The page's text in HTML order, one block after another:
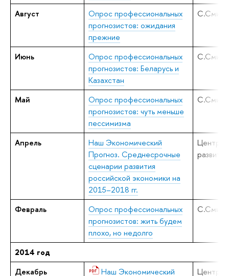
Август
Опрос профессиональных
прогнозистов: ожидания
прежние
Июнь
Опрос профессиональных
прогнозистов: Беларусь и
Казахстан
Май
Опрос профессиональных
прогнозистов: чуть меньше
пессимизма
Апрель
Наш Экономический
Прогноз. Среднесрочные
сценарии развития
российской экономики на
2015–2018 гг.
Центр
развития
Февраль
Опрос профессиональных
прогнозистов: жить будем
плохо, но недолго
2014 год
Декабрь
Наш Экономический
Центр